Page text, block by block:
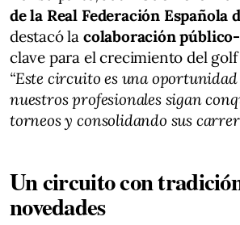
de la Real Federación Española
destacó la colaboración
clave para el crecimiento del golf
“Este circuito es una
nuestros profesionales sigan
torneos y consolidando sus
Un circuito con
novedades